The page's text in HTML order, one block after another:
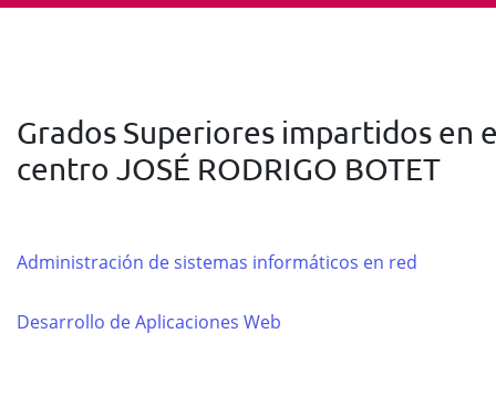
Grados Superiores impartidos en
centro JOSÉ RODRIGO BOTET
Administración de sistemas informáticos en red
Desarrollo de Aplicaciones Web